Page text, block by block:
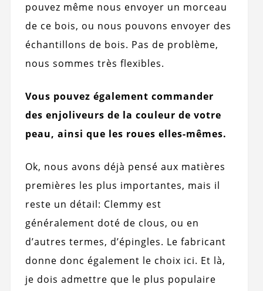
pouvez même nous envoyer un morceau
de ce bois, ou nous pouvons envoyer des
échantillons de bois. Pas de problème,
nous sommes très flexibles.
Vous pouvez également commander
des enjoliveurs de la couleur de votre
peau, ainsi que les roues elles-mêmes.
Ok, nous avons déjà pensé aux matières
premières les plus importantes, mais il
reste un détail: Clemmy est
généralement doté de clous, ou en
d’autres termes, d’épingles. Le fabricant
donne donc également le choix ici. Et là,
je dois admettre que le plus populaire